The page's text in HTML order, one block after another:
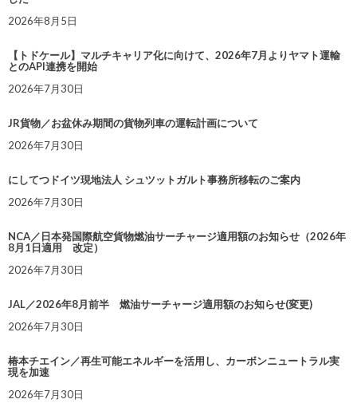
2026年8月5日
【トドケール】マルチキャリア化に向けて、2026年7月よりヤマト運輸
とのAPI連携を開始
2026年7月30日
JR貨物／お盆休み期間の貨物列車の運転計画について
2026年7月30日
にしてつドイツ現地法人 シュツットガルト事務所移転のご案内
2026年7月30日
NCA／日本発国際航空貨物燃油サーチャージ適用額のお知らせ（2026年
8月1日適用 改定）
2026年7月30日
JAL／2026年8月前半 燃油サーチャージ適用額のお知らせ(変更)
2026年7月30日
椿本チエイン／再生可能エネルギーを活用し、カーボンニュートラル実
現を加速
2026年7月30日